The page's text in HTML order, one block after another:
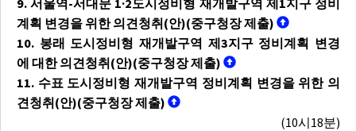
9. 서울역-서대문 1·2도시정비형 재개발구역 제1지구 정비
계획 변경을 위한 의견청취(안)(중구청장 제출)
10. 봉래 도시정비형 재개발구역 제3지구 정비계획 변경
에 대한 의견청취(안)(중구청장 제출)
11. 수표 도시정비형 재개발구역 정비계획 변경을 위한 의
견청취(안)(중구청장 제출)
(10시18분)